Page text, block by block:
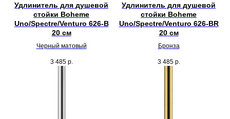
Удлинитель для душевой
стойки Boheme
Uno/Spectre/Venturo 626-B
20 см
Черный матовый
3 485 р.
Удлинитель для душевой
стойки Boheme
Uno/Spectre/Venturo 626-BR
20 см
Бронза
3 485 р.